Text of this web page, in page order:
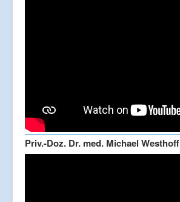
Priv.-Doz. Dr. med. Michael